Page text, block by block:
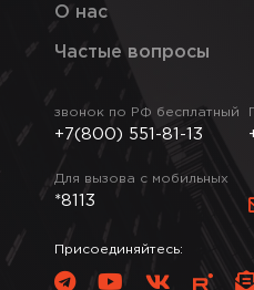
О нас
Частые вопросы
звонок по РФ бесплатный
+7(800) 551-81-13
Для вызова с мобильных
*8113
Присоединяйтесь: